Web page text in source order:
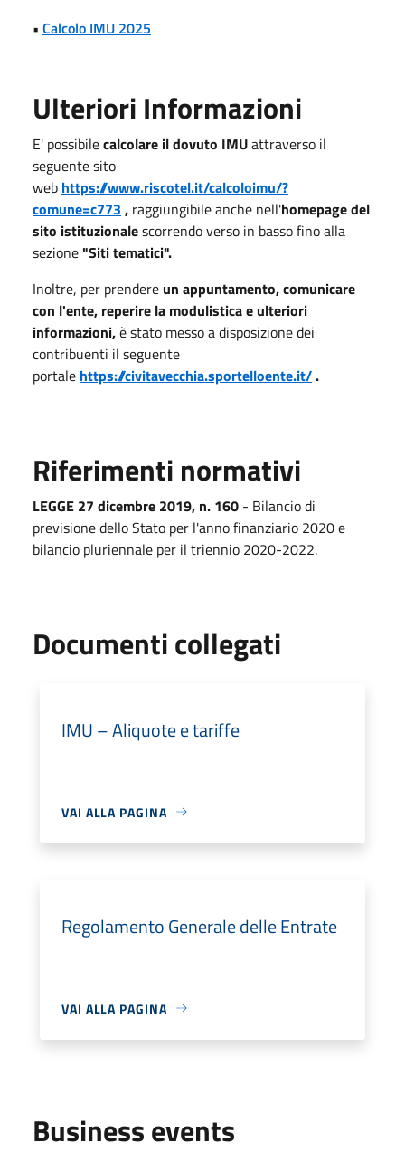
• Calcolo IMU 2025
Ulteriori Informazioni
E' possibilecalcolare il dovuto IMUattraverso il
seguente sito
web https://www.riscotel.it/calcoloimu/?
comune=c773 , raggiungibile anche nell'homepage del
sito istituzionalescorrendo verso in basso fino alla
sezione"Siti tematici".
Inoltre, per prendere un appuntamento, comunicare
con l'ente, reperire la modulistica e ulteriori
informazioni,è stato messo a disposizione dei
contribuenti il seguente
portale https://civitavecchia.sportelloente.it/.
Riferimenti normativi
LEGGE 27 dicembre 2019, n. 160 - Bilancio di
previsione dello Stato per l'anno finanziario 2020 e
bilancio pluriennale per il triennio 2020-2022.
Documenti collegati
IMU – Aliquote e tariffe
VAI ALLA PAGINA
Regolamento Generale delle Entrate
VAI ALLA PAGINA
Business events